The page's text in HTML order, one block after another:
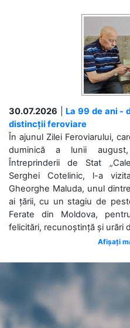
30.07.2026
La 99 de ani -
distincții feroviare
În ajunul Zilei Feroviarului,
duminică a lunii
Întreprinderii de Stat
Serghei Cotelinic, l-a
Gheorghe Maluda, unul
ai țării, cu un stagiu de
Ferate din Moldova,
felicitări, recunoștință și urări
Afișați